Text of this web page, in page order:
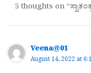
5 thoughts on
Veena@01
August 14, 2022 at